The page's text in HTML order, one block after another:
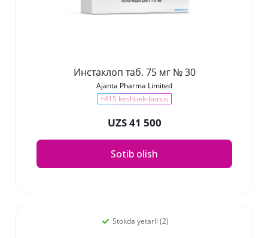
Инстаклоп таб. 75 мг № 30
Ajanta Pharma Limited
+415 keshbek-bonus
UZS 41 500
Sotib olish
Stokda yetarli (2)